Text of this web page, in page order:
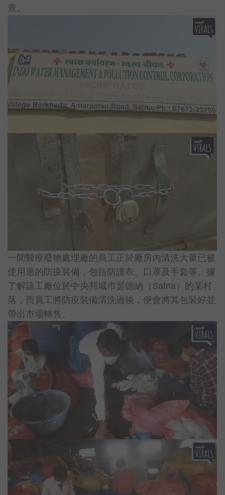
查。
一間醫療廢物處理廠的員工正於廠房內清洗大量已被
使用過的防疫裝備，包括防護衣、口罩及手套等。據
了解該工廠位於中央邦城市瑟德納（Satna）的某村
落，而員工將防疫裝備清洗過後，便會將其包裝好並
帶出市場轉售。